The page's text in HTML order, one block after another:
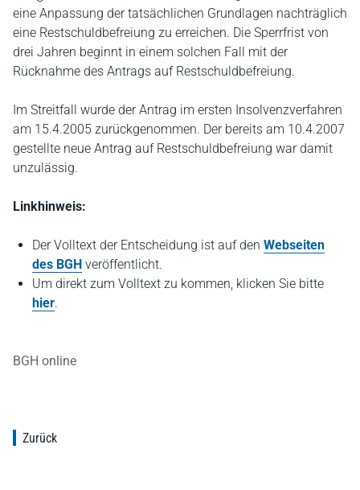
eine Anpassung der tatsächlichen Grundlagen nachträglich
eine Restschuldbefreiung zu erreichen. Die Sperrfrist von
drei Jahren beginnt in einem solchen Fall mit der
Rücknahme des Antrags auf Restschuldbefreiung.
Im Streitfall wurde der Antrag im ersten Insolvenzverfahren
am 15.4.2005 zurückgenommen. Der bereits am 10.4.2007
gestellte neue Antrag auf Restschuldbefreiung war damit
unzulässig.
Linkhinweis:
Der Volltext der Entscheidung ist auf den Webseiten
des BGH veröffentlicht.
Um direkt zum Volltext zu kommen, klicken Sie bitte
hier.
BGH online
Zurück